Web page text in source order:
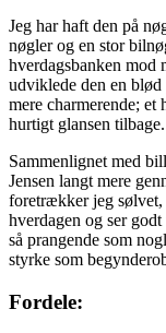
Jeg har haft den på
nøgler og en stor
hverdagsbanken mod
udviklede den en blød
mere charmerende;
hurtigt glansen tilbage.
Sammenlignet med
Jensen langt mere
foretrækker jeg sølvet,
hverdagen og ser
så prangende som
styrke som
Fordele: